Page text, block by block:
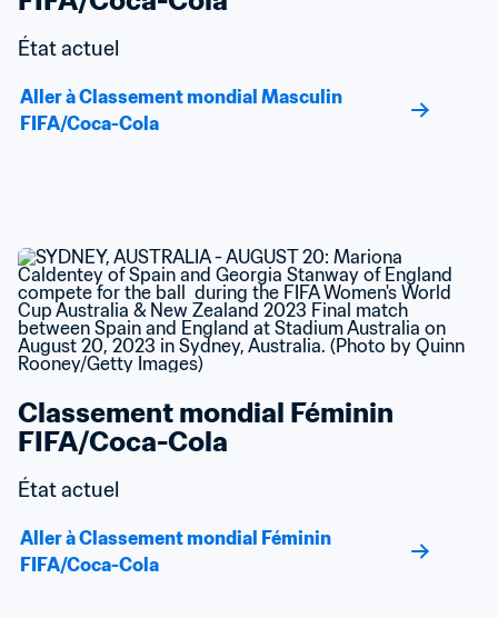
État actuel
Aller à Classement mondial Masculin
FIFA/Coca-Cola
Classement mondial Féminin
FIFA/Coca-Cola
État actuel
Aller à Classement mondial Féminin
FIFA/Coca-Cola